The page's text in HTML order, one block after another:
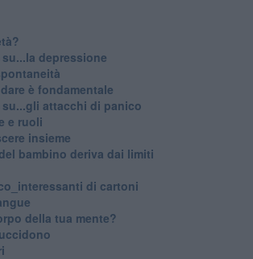
depressione
è fondamentale
attacchi di panico
e ruoli
insieme
bambino deriva dai limiti
di cartoni
della tua mente?